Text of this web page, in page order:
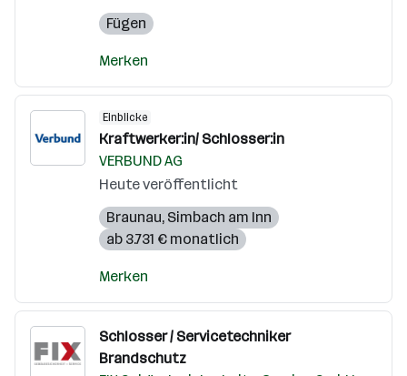
Fügen
Merken
Einblicke
Kraftwerker:in/ Schlosser:in
VERBUND AG
Heute veröffentlicht
Braunau, Simbach am Inn
ab 3.731 € monatlich
Merken
Schlosser / Servicetechniker
Brandschutz